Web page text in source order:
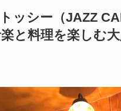
ッシー（JAZZ
と料理を楽しむ